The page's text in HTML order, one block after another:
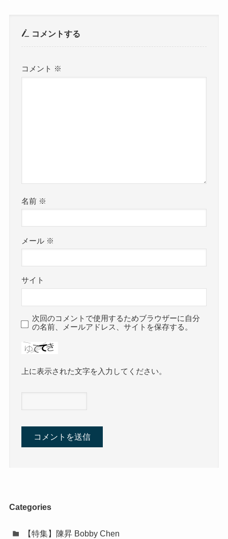
コメントする
コメント ※
名前 ※
メール ※
サイト
次回のコメントで使用するためブラウザーに自分
の名前、メールアドレス、サイトを保存する。
上に表示された文字を入力してください。
Categories
【特集】陳昇 Bobby Chen